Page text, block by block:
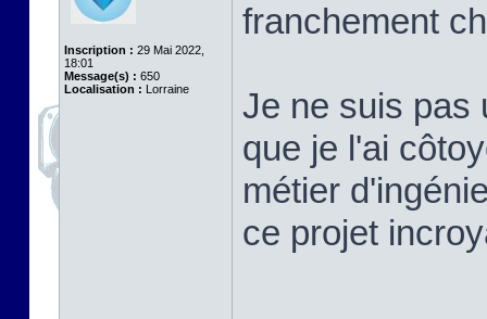
Inscription : 29 Mai 2022,
18:01
Message(s) : 650
Localisation : Lorraine
franchement
Je ne suis pas
que je l'ai
métier
ce projet